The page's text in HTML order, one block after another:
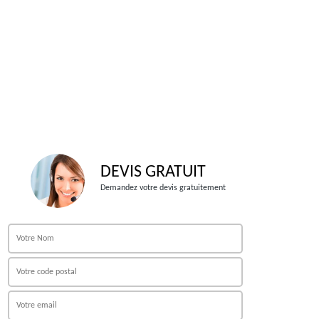
DEVIS GRATUIT
Demandez votre devis gratuitement